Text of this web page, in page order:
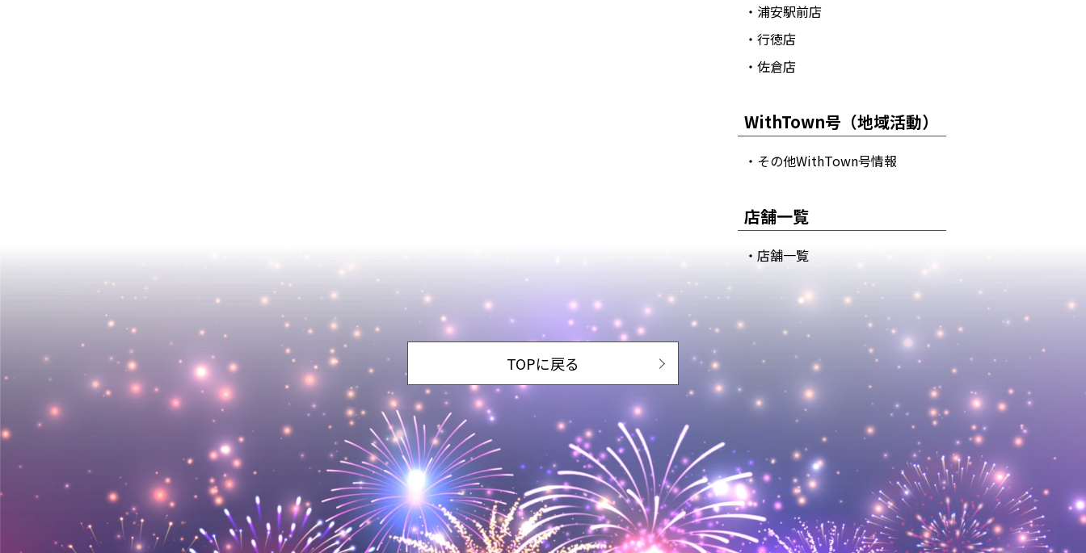
・浦安駅前店
・行徳店
・佐倉店
WithTown号（地域活動）
・その他WithTown号情報
店舗一覧
・店舗一覧
TOPに戻る